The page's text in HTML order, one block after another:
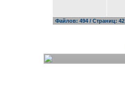
Файлов: 494 / Страниц: 42